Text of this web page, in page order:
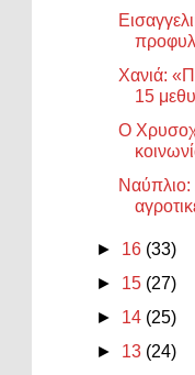
Χανιά:
15
Ο
Ναύπλιο:
► 16 (33)
► 15 (27)
► 14 (25)
► 13 (24)